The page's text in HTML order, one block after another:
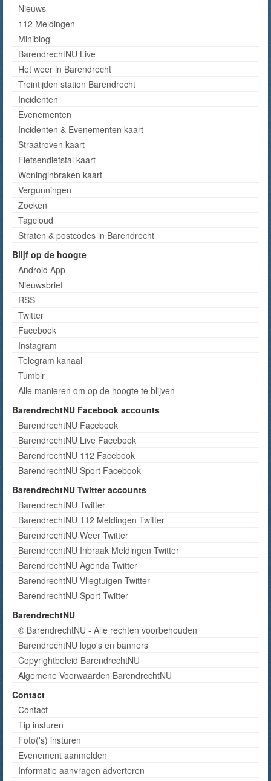
Nieuws
112 Meldingen
Miniblog
BarendrechtNU Live
Het weer in Barendrecht
Treintijden station Barendrecht
Incidenten
Evenementen
Incidenten & Evenementen kaart
Straatroven kaart
Fietsendiefstal kaart
Woninginbraken kaart
Vergunningen
Zoeken
Tagcloud
Straten & postcodes in Barendrecht
Blijf op de hoogte
Android App
Nieuwsbrief
RSS
Twitter
Facebook
Instagram
Telegram kanaal
Tumblr
Alle manieren om op de hoogte te blijven
BarendrechtNU Facebook accounts
BarendrechtNU Facebook
BarendrechtNU Live Facebook
BarendrechtNU 112 Facebook
BarendrechtNU Sport Facebook
BarendrechtNU Twitter accounts
BarendrechtNU Twitter
BarendrechtNU 112 Meldingen Twitter
BarendrechtNU Weer Twitter
BarendrechtNU Inbraak Meldingen Twitter
BarendrechtNU Agenda Twitter
BarendrechtNU Vliegtuigen Twitter
BarendrechtNU Sport Twitter
BarendrechtNU
© BarendrechtNU - Alle rechten voorbehouden
BarendrechtNU logo's en banners
Copyrightbeleid BarendrechtNU
Algemene Voorwaarden BarendrechtNU
Contact
Contact
Tip insturen
Foto('s) insturen
Evenement aanmelden
Informatie aanvragen adverteren